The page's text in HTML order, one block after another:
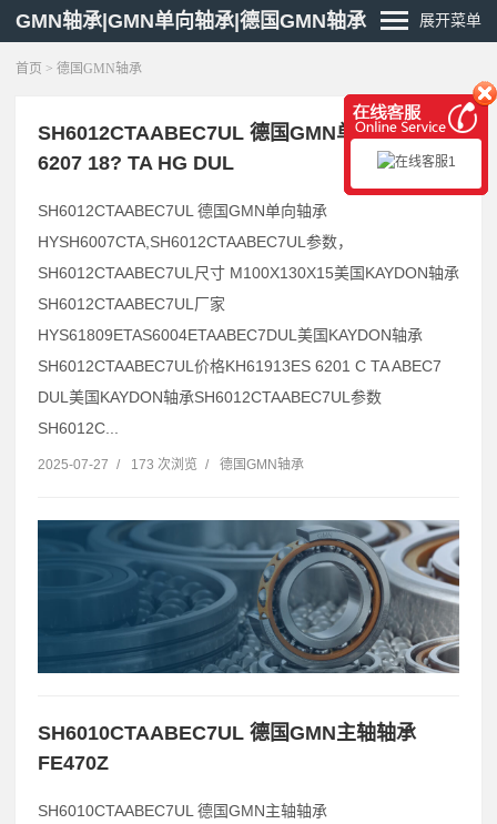
GMN轴承|GMN单向轴承|德国GMN轴承 展开菜单
首页 > 德国GMN轴承
SH6012CTAABEC7UL 德国GMN单向轴承 S
6207 18? TA HG DUL
SH6012CTAABEC7UL 德国GMN单向轴承
HYSH6007CTA,SH6012CTAABEC7UL参数，
SH6012CTAABEC7UL尺寸 M100X130X15美国KAYDON轴承
SH6012CTAABEC7UL厂家
HYS61809ETAS6004ETAABEC7DUL美国KAYDON轴承
SH6012CTAABEC7UL价格KH61913ES 6201 C TA ABEC7
DUL美国KAYDON轴承SH6012CTAABEC7UL参数
SH6012C...
2025-07-27 / 173 次浏览 / 德国GMN轴承
SH6010CTAABEC7UL 德国GMN主轴轴承
FE470Z
SH6010CTAABEC7UL 德国GMN主轴轴承